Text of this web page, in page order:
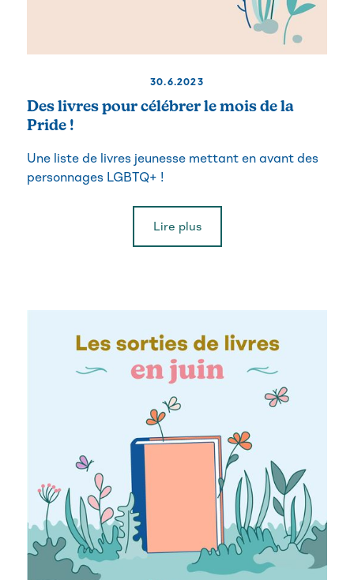
30.6.2023
Des livres pour célébrer le mois de la
Pride !
Une liste de livres jeunesse mettant en avant des
personnages LGBTQ+ !
Lire plus